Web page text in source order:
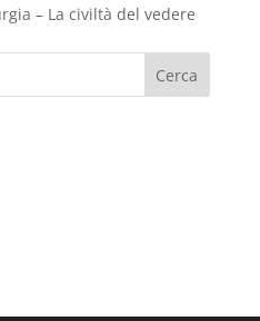
– La civiltà del vedere